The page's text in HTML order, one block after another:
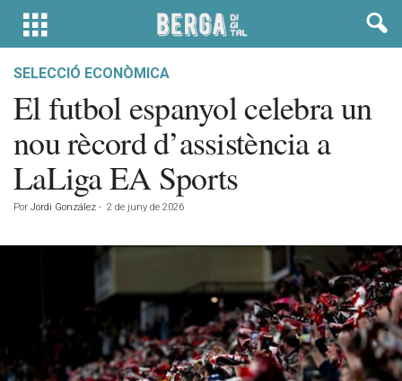
SELECCIÓ ECONÒMICA
El futbol espanyol celebra un
nou rècord d’assistència a
LaLiga EA Sports
Por Jordi González - 2 de juny de 2026